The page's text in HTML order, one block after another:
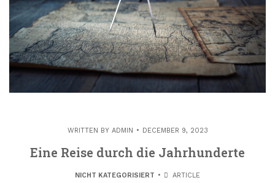
WRITTEN BY ADMIN DECEMBER 9, 2023
Eine Reise durch die Jahrhunderte
NICHT KATEGORISIERT ARTICLE